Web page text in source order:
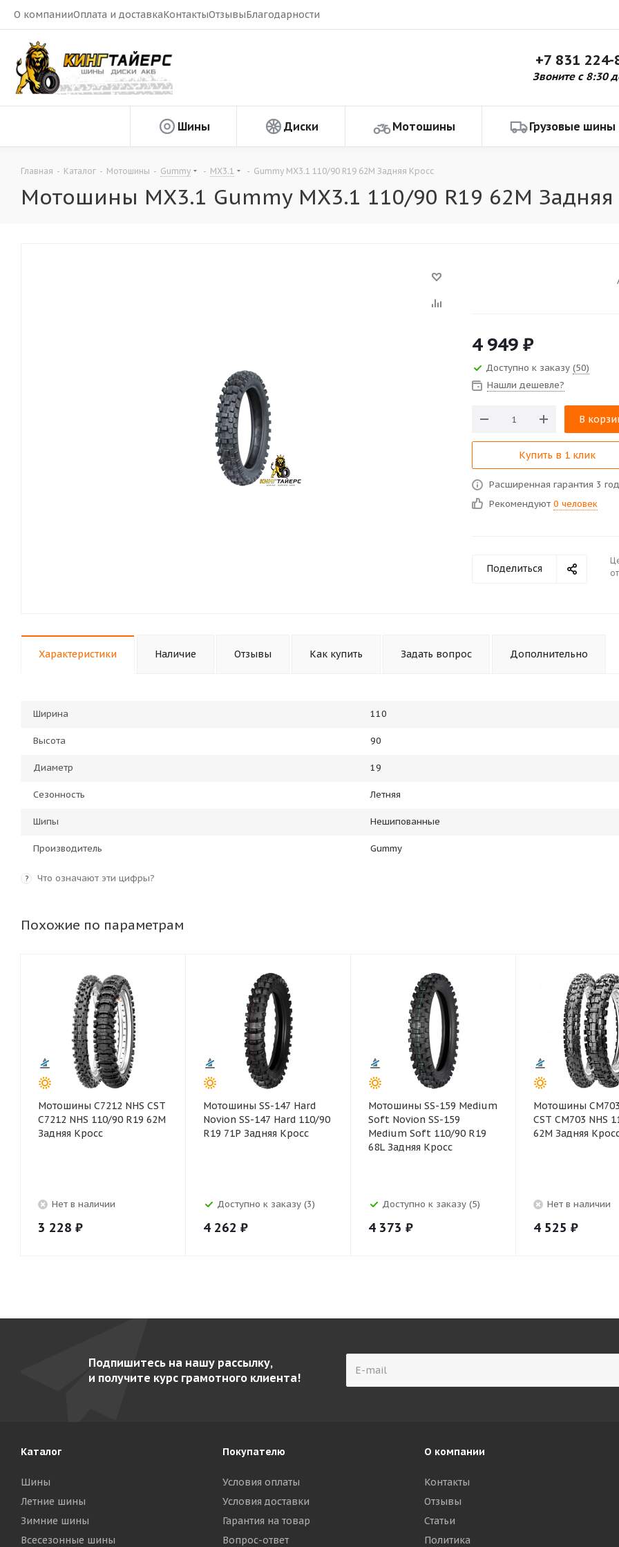
О компанииОплата и доставкаКонтактыОтзывыБлагодарности
+7 831 224-
Звоните с 8:30
Шины Диски Мотошины Грузовые шины
Главная - Каталог - Мотошины - Gummy - MX3.1 - Gummy MX3.1 110/90 R19 62M Задняя Кросс
Мотошины MX3.1 Gummy MX3.1 110/90 R19 62M Задняя
4 949 ₽
Доступно к заказу (50)
Нашли дешевле?
В
Купить в 1 клик
Расширенная гарантия 3
Рекомендуют 0 человек
Поделиться
Характеристики Наличие Отзывы Как купить Задать вопрос Дополнительно
Ширина 110
Высота 90
Диаметр 19
Сезонность Летняя
Шипы Нешипованные
Производитель Gummy
? Что означают эти цифры?
Похожие по параметрам
Мотошины C7212 NHS CST
C7212 NHS 110/90 R19 62M
Задняя Кросс
Нет в наличии
3 228 ₽
Мотошины SS-147 Hard
Novion SS-147 Hard 110/90
R19 71P Задняя Кросс
Доступно к заказу (3)
4 262 ₽
Мотошины SS-159 Medium
Soft Novion SS-159
Medium Soft 110/90 R19
68L Задняя Кросс
Доступно к заказу (5)
4 373 ₽
Мотошины
CST CM703 NHS
62M Задняя
Нет в наличии
4 525 ₽
Подпишитесь на нашу рассылку,
и получите курс грамотного клиента!
Каталог
Шины
Летние шины
Зимние шины
Всесезонные шины
Покупателю
Условия оплаты
Условия доставки
Гарантия на товар
Вопрос-ответ
О компании
Контакты
Отзывы
Статьи
Политика